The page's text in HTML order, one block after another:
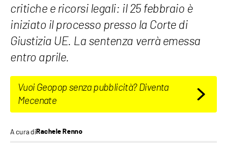
critiche e ricorsi legali: il 25 febbraio è
iniziato il processo presso la Corte di
Giustizia UE. La sentenza verrà emessa
entro aprile.
Vuoi Geopop senza pubblicità? Diventa
Mecenate
A cura diRachele Renno